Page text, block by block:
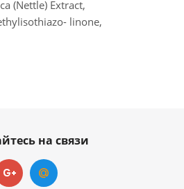
(Nettle) Extract,
linone,
на связи